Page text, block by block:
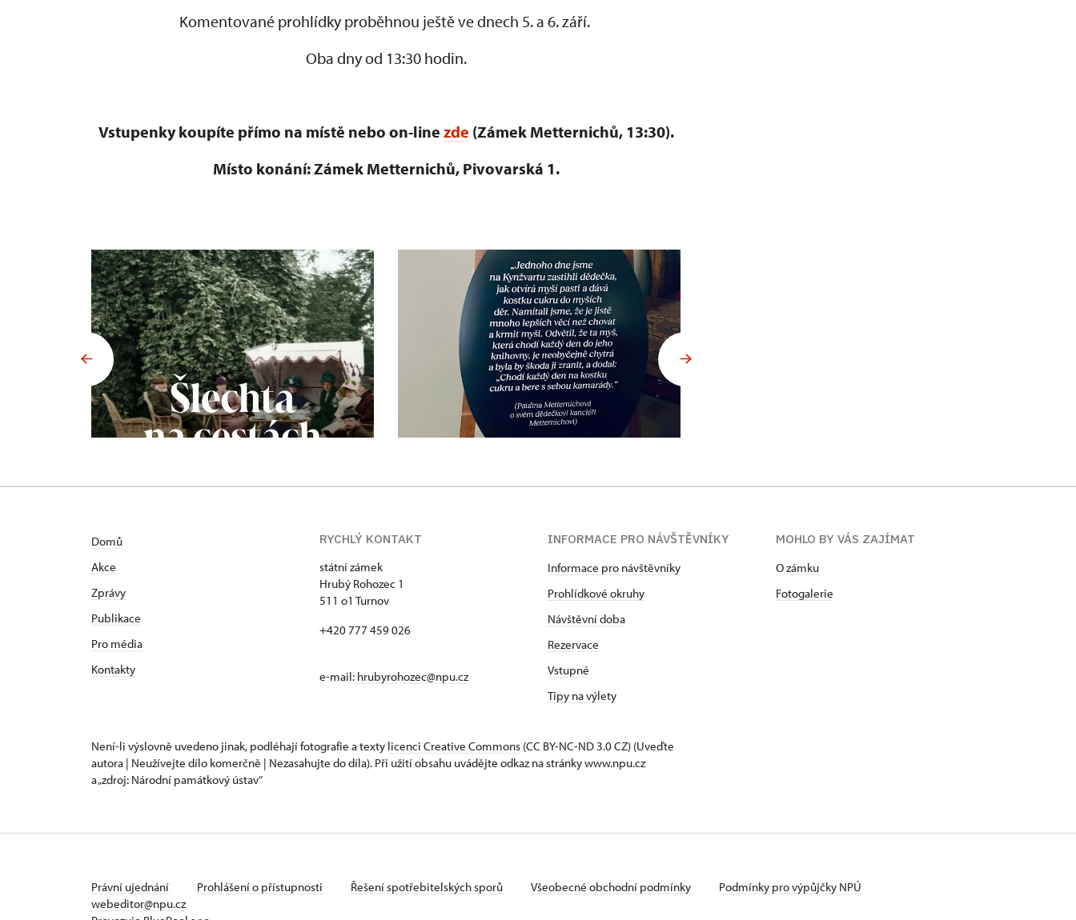
Komentované prohlídky proběhnou ještě ve dnech 5. a 6. září.
Oba dny od 13:30 hodin.
Vstupenky koupíte přímo na místě nebo on-line zde (Zámek Metternichů, 13:30).
Místo konání: Zámek Metternichů, Pivovarská 1.
Domů
Akce
Zprávy
Publikace
Pro média
Kontakty
RYCHLÝ KONTAKT
státní zámek
Hrubý Rohozec 1
511 o1 Turnov
+420 777 459 026
e-mail: hrubyrohozec@npu.cz
INFORMACE PRO NÁVŠTĚVNÍKY
Informace pro návštěvníky
Prohlídkové okruhy
Návštěvní doba
Rezervace
Vstupné
Tipy na výlety
MOHLO BY VÁS ZAJÍMAT
O zámku
Fotogalerie
Není-li výslovně uvedeno jinak, podléhají fotografie a texty licenci Creative Commons (CC BY-NC-ND 3.0 CZ) (Uveďte
autora | Neužívejte dílo komerčně | Nezasahujte do díla). Při užití obsahu uvádějte odkaz na stránky www.npu.cz
a „zdroj: Národní památkový ústav“
Právní ujednání Prohlášení o přístupnosti Řešení spotřebitelských sporů Všeobecné obchodní podmínky
Podmínky pro výpůjčky NPÚ
webeditor@npu.cz